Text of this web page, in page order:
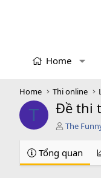
Home
Home Thi online
T Đề thi
T
g
i
The
Tổng quan